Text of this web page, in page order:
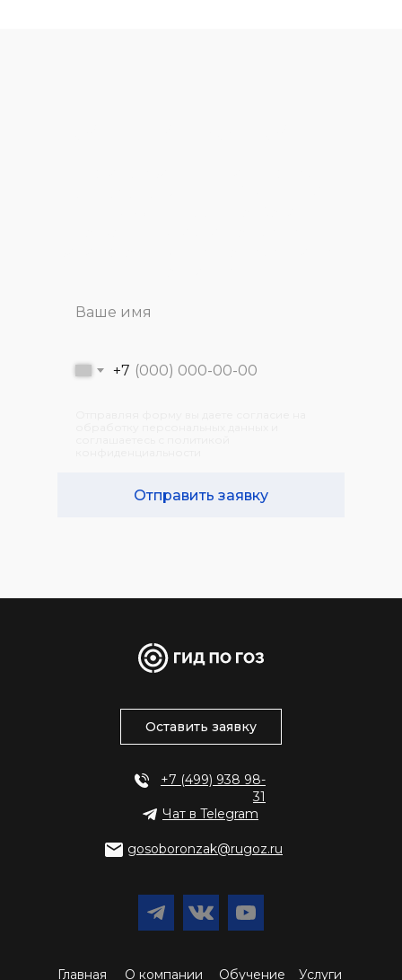
+7
Отправить заявку
Главная О компании Обучение Услуги
Оставить заявку
Чат в Telegram
gosoboronzak@rugoz.ru
+7 (499) 938 98-
31